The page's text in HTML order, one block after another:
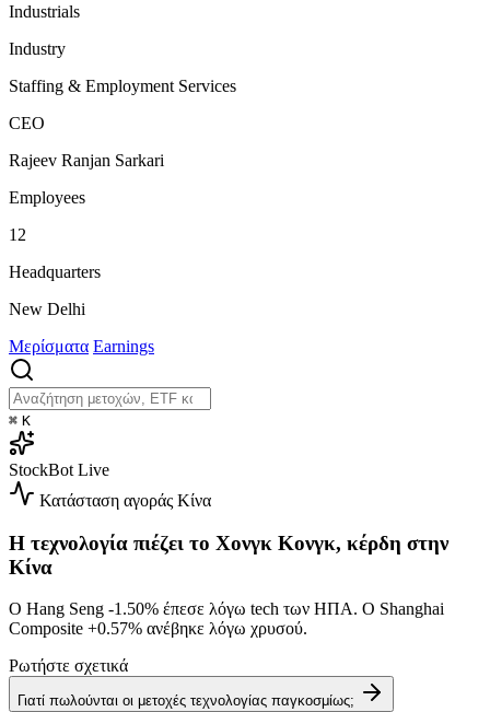
Industrials
Industry
Staffing & Employment Services
CEO
Rajeev Ranjan Sarkari
Employees
12
Headquarters
New Delhi
Μερίσματα Earnings
⌘ K
StockBot Live
Κατάσταση αγοράς Κίνα
Η τεχνολογία πιέζει το Χονγκ Κονγκ, κέρδη στην
Κίνα
Ο Hang Seng -1.50% έπεσε λόγω tech των ΗΠΑ. Ο Shanghai
Composite +0.57% ανέβηκε λόγω χρυσού.
Ρωτήστε σχετικά
Γιατί πωλούνται οι μετοχές τεχνολογίας παγκοσμίως;